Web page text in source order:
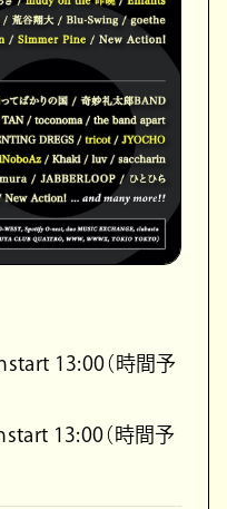
13:00（時間予
13:00（時間予